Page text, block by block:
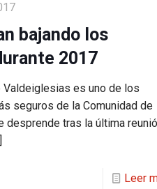
bajando los
2017
Valdeiglesias es uno de los
seguros de la Comunidad de
desprende tras la última
Leer